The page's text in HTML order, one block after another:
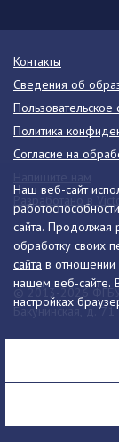
Наш веб-сайт
сайта. Продолжая
обработку своих
сайта в отношении
нашем веб-сайте.
настройках
© 2013-2026
Бакунинская, д. 71
Телефон:8 (495)
Контакты
Сведения об
Пользовательское
Политика
Согласие на
Разработано в